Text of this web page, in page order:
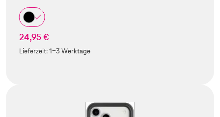
24,95 €
Lieferzeit:1-3 Werktage